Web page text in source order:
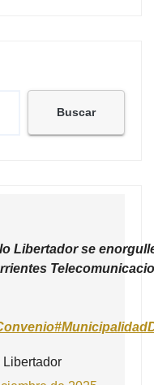
Buscar
Libertador se